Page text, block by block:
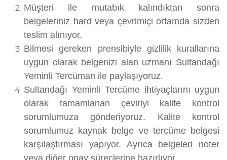
Müşteri ile mutabık kalındıktan sonra
belgeleriniz hard veya çevrimiçi ortamda sizden
teslim alınıyor.
Bilmesi gereken prensibiyle gizlilik kurallarına
uygun olarak belgenizi alan uzmanı Sultandağı
Yeminli Tercüman ile paylaşıyoruz.
Sultandağı Yeminli Tercüme ihtiyaçlarını uygun
olarak tamamlanan çeviriyi kalite kontrol
sorumlumuza gönderiyoruz. Kalite kontrol
sorumlumuz kaynak belge ve tercüme belgesi
karşılaştırması yapıyor. Ayrıca belgeleri noter